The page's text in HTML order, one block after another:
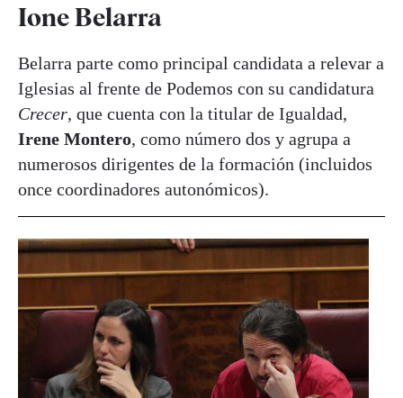
Ione Belarra
Belarra parte como principal candidata a relevar a
Iglesias al frente de Podemos con su candidatura
Crecer, que cuenta con la titular de Igualdad,
Irene Montero, como número dos y agrupa a
numerosos dirigentes de la formación (incluidos
once coordinadores autonómicos).